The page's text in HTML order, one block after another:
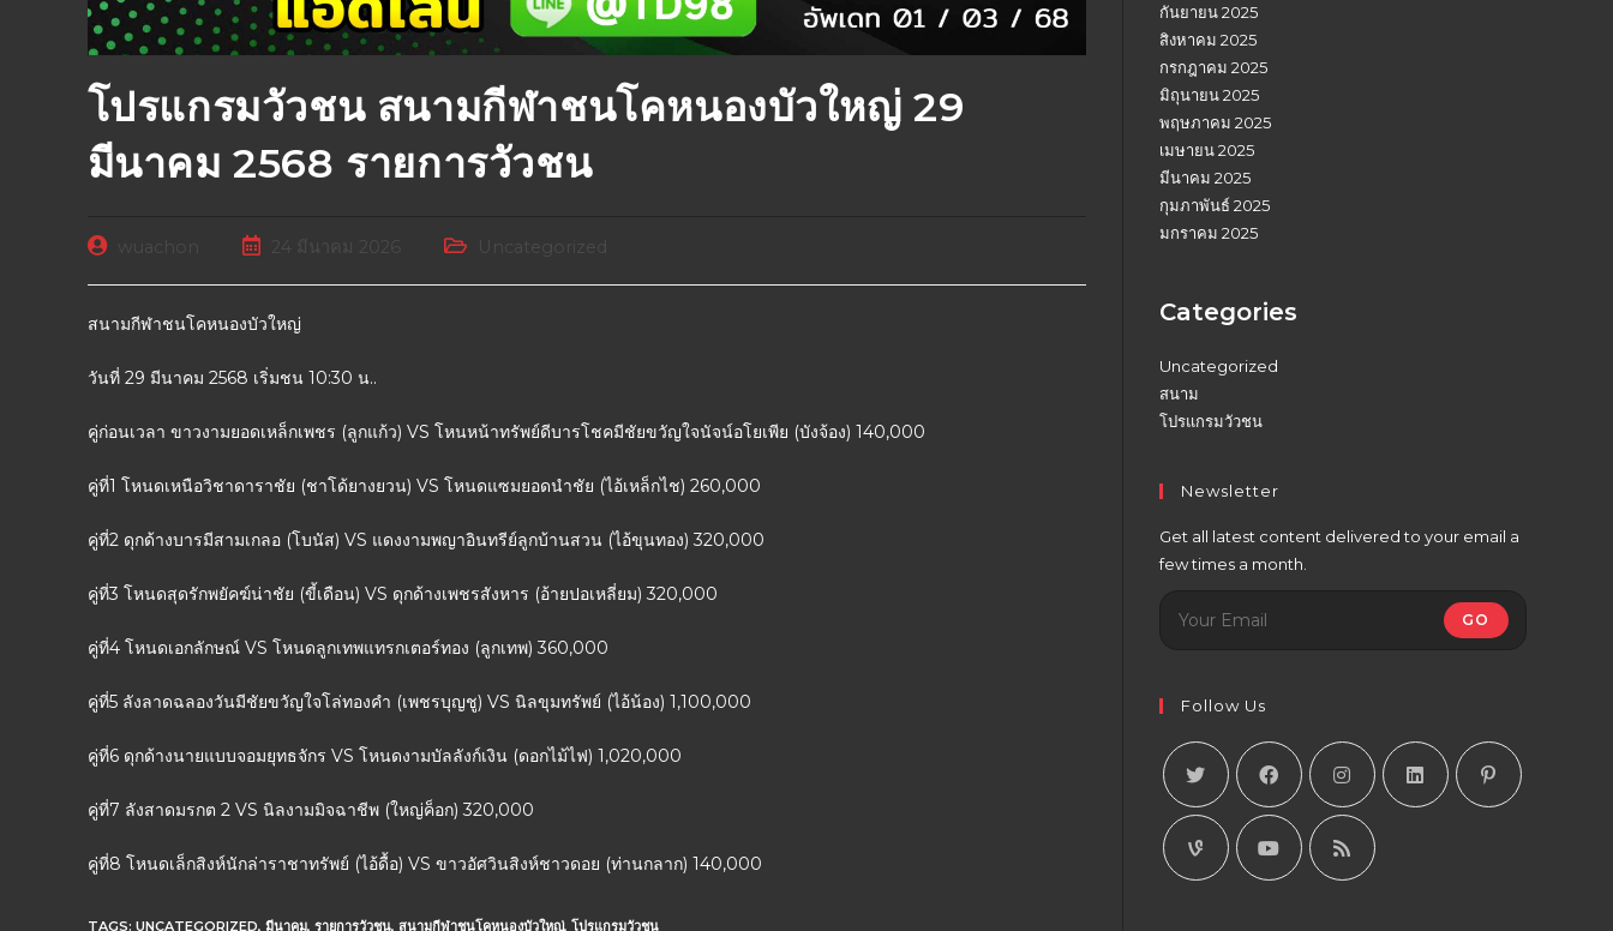
โปรแกรมวัวชน สนามกีฬาชนโคหนองบัวใหญ่ 29
มีนาคม 2568 รายการวัวชน
Uncategorized
สนามกีฬาชนโคหนองบัวใหญ่
วันที่ 29 มีนาคม 2568 เริ่มชน 10:30 น..
คู่ก่อนเวลา ขาวงามยอดเหล็กเพชร (ลูกแก้ว) VS โหนหน้าทรัพย์ดีบารโชคมีชัยขวัญใจนัจน์อโยเพีย (บังจ้อง) 140,000
คู่ที่1 โหนดเหนือวิชาดาราชัย (ชาโด้ยางยวน) VS โหนดแซมยอดนำชัย (ไอ้เหล็กไช) 260,000
คู่ที่2 ดุกด้างบารมีสามเกลอ (โบนัส) VS แดงงามพญาอินทรีย์ลูกบ้านสวน (ไอ้ขุนทอง) 320,000
คู่ที่3 โหนดสุดรักพยัคฆ์น่าชัย (ขี้เดือน) VS ดุกด้างเพชรสังหาร (อ้ายปอเหลี่ยม) 320,000
คู่ที่4 โหนดเอกลักษณ์ VS โหนดลูกเทพแทรกเตอร์ทอง (ลูกเทพ) 360,000
คู่ที่5 ลังลาดฉลองวันมีชัยขวัญใจโล่ทองคำ (เพชรบุญชู) VS นิลขุมทรัพย์ (ไอ้น้อง) 1,100,000
คู่ที่6 ดุกด้างนายแบบจอมยุทธจักร VS โหนดงามบัลลังก์เงิน (ดอกไม้ไฟ) 1,020,000
คู่ที่7 ลังสาดมรกต 2 VS นิลงามมิจฉาชีพ (ใหญ่ค็อก) 320,000
คู่ที่8 โหนดเล็กสิงห์นักล่าราชาทรัพย์ (ไอ้ดื้อ) VS ขาวอัศวินสิงห์ชาวดอย (ท่านกลาก) 140,000
TAGS: UNCATEGORIZED, มีนาคม, รายการวัวชน, สนามกีฬาชนโคหนองบัวใหญ่, โปรแกรมวัวชน
กันยายน 2025
สิงหาคม 2025
กรกฎาคม 2025
มิถุนายน 2025
พฤษภาคม 2025
เมษายน 2025
มีนาคม 2025
กุมภาพันธ์ 2025
มกราคม 2025
Categories
Uncategorized
สนาม
โปรแกรมวัวชน
Newsletter
Get all latest content delivered to your email a
few times a month.
GO
Follow Us